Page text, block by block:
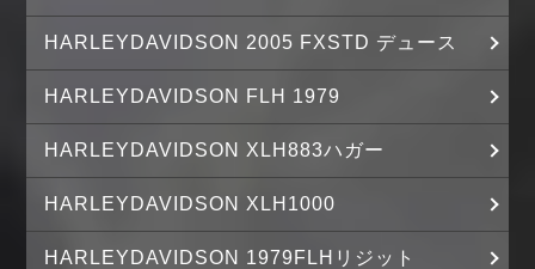
HARLEYDAVIDSON 2005 FXSTD デュース
HARLEYDAVIDSON FLH 1979
HARLEYDAVIDSON XLH883ハガー
HARLEYDAVIDSON XLH1000
HARLEYDAVIDSON 1979FLHリジット